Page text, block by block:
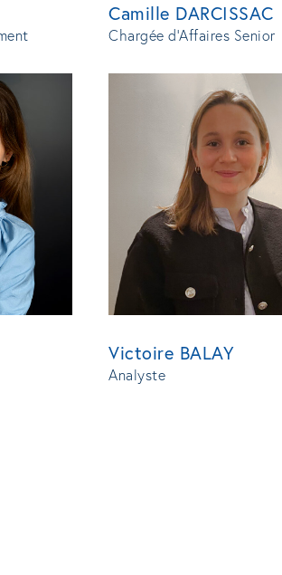
Camille DARCISSAC
Chargée d'Affaires Senior
Victoire BALAY
Analyste